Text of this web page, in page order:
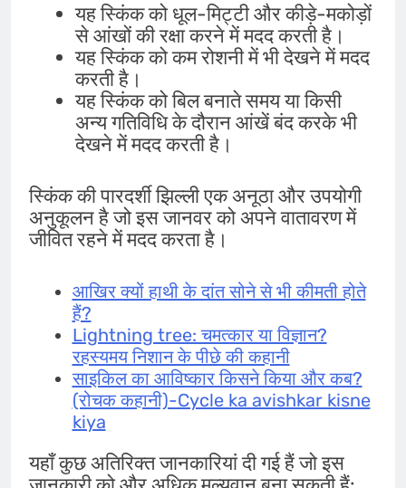
यह स्किंक को धूल-मिट्टी और कीड़े-मकोड़ों
से आंखों की रक्षा करने में मदद करती है।
यह स्किंक को कम रोशनी में भी देखने में मदद
करती है।
यह स्किंक को बिल बनाते समय या किसी
अन्य गतिविधि के दौरान आंखें बंद करके भी
देखने में मदद करती है।
स्किंक की पारदर्शी झिल्ली एक अनूठा और उपयोगी
अनुकूलन है जो इस जानवर को अपने वातावरण में
जीवित रहने में मदद करता है।
आखिर क्यों हाथी के दांत सोने से भी कीमती होते
हैं?
Lightning tree: चमत्कार या विज्ञान?
रहस्यमय निशान के पीछे की कहानी
साइकिल का आविष्कार किसने किया और कब?
(रोचक कहानी)-Cycle ka avishkar kisne
kiya
यहाँ कुछ अतिरिक्त जानकारियां दी गई हैं जो इस